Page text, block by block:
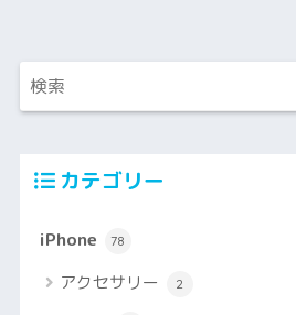
カテゴリー
iPhone 78
アクセサリー 2